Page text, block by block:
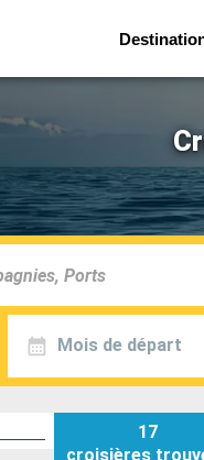
Mois de départ
17
croisières